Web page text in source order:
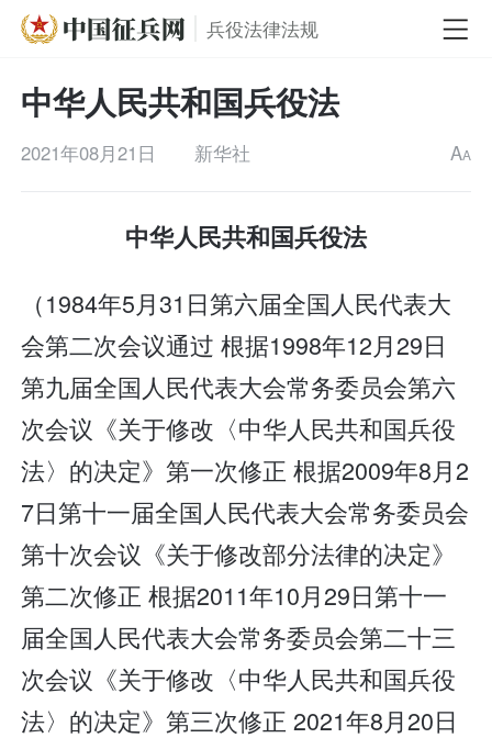
兵役法律法规
中华人民共和国兵役法
2021年08月21日 新华社 AA
中华人民共和国兵役法
（1984年5月31日第六届全国人民代表大
会第二次会议通过 根据1998年12月29日
第九届全国人民代表大会常务委员会第六
次会议《关于修改〈中华人民共和国兵役
法〉的决定》第一次修正 根据2009年8月2
7日第十一届全国人民代表大会常务委员会
第十次会议《关于修改部分法律的决定》
第二次修正 根据2011年10月29日第十一
届全国人民代表大会常务委员会第二十三
次会议《关于修改〈中华人民共和国兵役
法〉的决定》第三次修正 2021年8月20日